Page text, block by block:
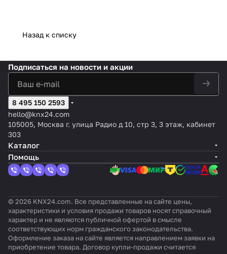
Назад к списку
Подписаться на новости и акции
8 495 150 2593
hello@knx24.com
105005, Москва г. улица Радио д 10, стр 3, 3 этаж, кабинет
303
Каталог
Помощь
© 2026 KNX24.com. Все представленные на сайте цены,
характеристики и условия продажи товаров носят справочный
характер и не являются публичной офертой в смысле
соответствующих норм гражданского законодательства.
Оформление заказа на сайте является направлением заявки на
приобретение товара. Договор купли-продажи считается